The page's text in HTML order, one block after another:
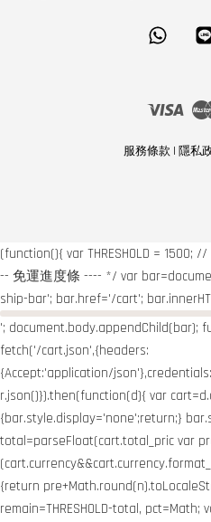
Visa
服務條款 | 隱私
(function(){ var THRESHOLD =
-- 免運進度條 ---- */ var
ship-bar'; bar.href='/cart';
'; document.body.appendChild(bar);
fetch('/cart.json',{headers:
{Accept:'application/
r.json()}).then(function(d){ var
{bar.style.display='none';return;}
total=parseFloat(cart.total_pric var
{return
remain=THRESHOLD-total,